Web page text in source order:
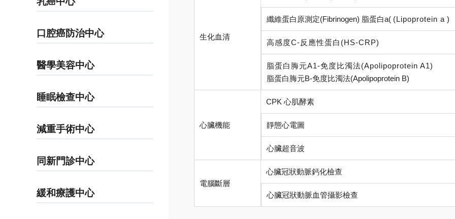
口腔癌防治中心
醫學美容中心
睡眠檢查中心
減重手術中心
同新門診中心
緩和療護中心
生化血清
纖維蛋白原測定(Fibrinogen) 脂蛋白a( (Lipoprotein a )
高感度C-反應性蛋白(HS-CRP)
脂蛋白脢元A1-免度比濁法(Apolipoprotein A1)
脂蛋白脢元B-免度比濁法(Apolipoprotein B)
心臟機能
CPK 心肌酵素
靜態心電圖
心臟超音波
電腦斷層
心臟冠狀動脈鈣化檢查
心臟冠狀動脈血管攝影檢查